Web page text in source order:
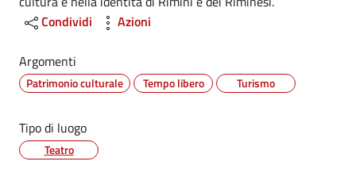
Condividi
Azioni
Argomenti
Patrimonio culturale Tempo libero Turismo
Tipo di luogo
Teatro